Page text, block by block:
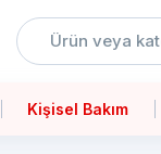
Kişisel Bakım